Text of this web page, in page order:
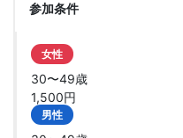
参加条件
女性
30〜49歳
1,500円
男性